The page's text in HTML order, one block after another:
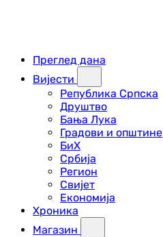
Преглед дана
Вијести
Република Српска
Друштво
Бања Лука
Градови и општине
БиХ
Србија
Регион
Свијет
Економија
Хроника
Магазин